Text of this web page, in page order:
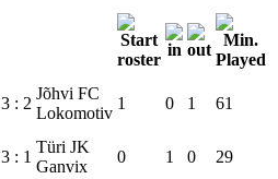
3 : 2
Jõhvi FC
Lokomotiv
1 0 1 61
3 : 1
Türi JK
Ganvix
0 1 0 29